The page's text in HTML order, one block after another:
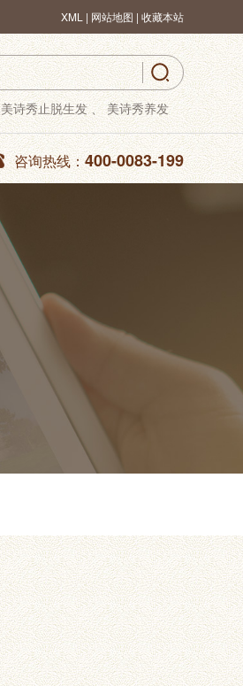
XML | 网站地图 | 收藏本站
美诗秀止脱生发 、 美诗秀养发
咨询热线：400-0083-199